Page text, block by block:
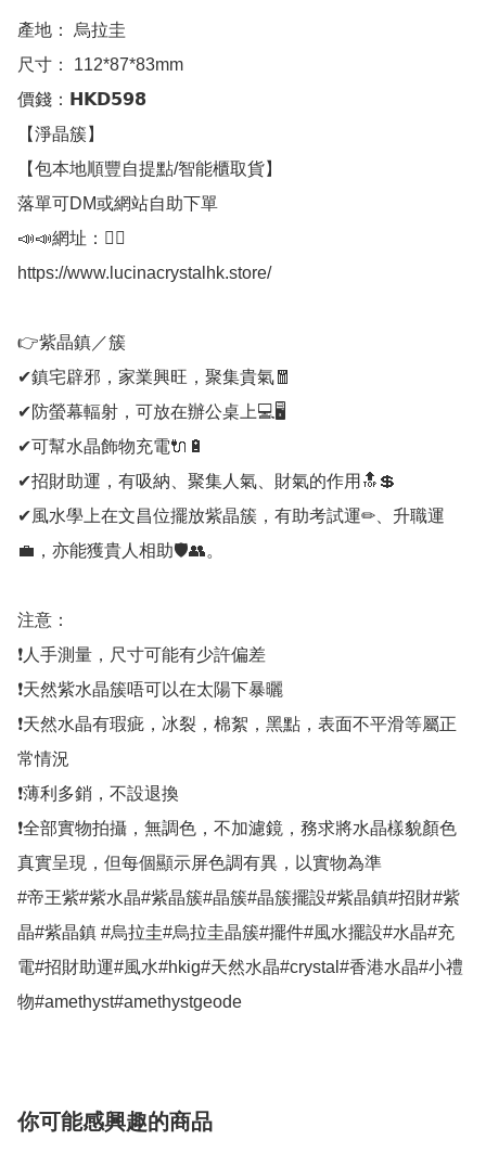
產地： 烏拉圭
尺寸： 112*87*83mm
價錢：𝗛𝗞𝗗𝟱𝟵𝟴
【淨晶簇】
【包本地順豐自提點/智能櫃取貨】
落單可DM或網站自助下單
📣📣網址：👇🏻
https://www.lucinacrystalhk.store/
👉紫晶鎮／簇
✔鎮宅辟邪，家業興旺，聚集貴氣🧧
✔防螢幕輻射，可放在辦公桌上💻🖥
✔可幫水晶飾物充電🔌🔋
✔招財助運，有吸納、聚集人氣、財氣的作用🔝💲
✔風水學上在文昌位擺放紫晶簇，有助考試運✏、升職運
💼，亦能獲貴人相助🛡👥。
注意：
❗人手測量，尺寸可能有少許偏差
❗天然紫水晶簇唔可以在太陽下暴曬
❗天然水晶有瑕疵，冰裂，棉絮，黑點，表面不平滑等屬正
常情況
❗薄利多銷，不設退換
❗全部實物拍攝，無調色，不加濾鏡，務求將水晶樣貌顏色
真實呈現，但每個顯示屏色調有異，以實物為準
#帝王紫#紫水晶#紫晶簇#晶簇#晶簇擺設#紫晶鎮#招財#紫
晶#紫晶鎮 #烏拉圭#烏拉圭晶簇#擺件#風水擺設#水晶#充
電#招財助運#風水#hkig#天然水晶#crystal#香港水晶#小禮
物#amethyst#amethystgeode
你可能感興趣的商品